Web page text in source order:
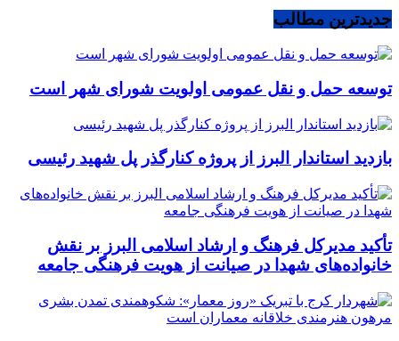
جدیدترین مطالب
توسعه حمل و نقل عمومی اولویت شورای شهر است
بازدید استاندار البرز از پروژه کنارگذر پل شهید رئیسی
تأکید مدیرکل فرهنگ و ارشاد اسلامی البرز بر نقش
خانواده‌های شهدا در صیانت از هویت فرهنگی جامعه